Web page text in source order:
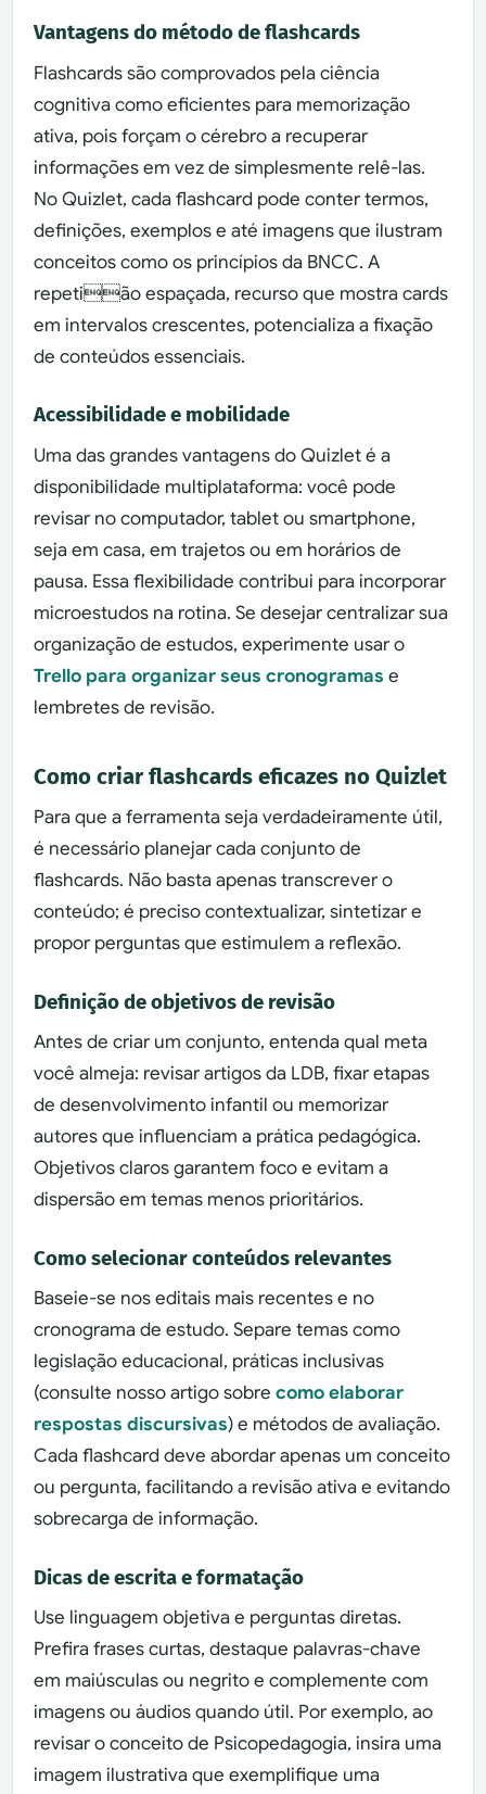
Vantagens do método de flashcards
Flashcards são comprovados pela ciência
cognitiva como eficientes para memorização
ativa, pois forçam o cérebro a recuperar
informações em vez de simplesmente relê-las.
No Quizlet, cada flashcard pode conter termos,
definições, exemplos e até imagens que ilustram
conceitos como os princípios da BNCC. A
repetião espaçada, recurso que mostra cards
em intervalos crescentes, potencializa a fixação
de conteúdos essenciais.
Acessibilidade e mobilidade
Uma das grandes vantagens do Quizlet é a
disponibilidade multiplataforma: você pode
revisar no computador, tablet ou smartphone,
seja em casa, em trajetos ou em horários de
pausa. Essa flexibilidade contribui para incorporar
microestudos na rotina. Se desejar centralizar sua
organização de estudos, experimente usar o
Trello para organizar seus cronogramas e
lembretes de revisão.
Como criar flashcards eficazes no Quizlet
Para que a ferramenta seja verdadeiramente útil,
é necessário planejar cada conjunto de
flashcards. Não basta apenas transcrever o
conteúdo; é preciso contextualizar, sintetizar e
propor perguntas que estimulem a reflexão.
Definição de objetivos de revisão
Antes de criar um conjunto, entenda qual meta
você almeja: revisar artigos da LDB, fixar etapas
de desenvolvimento infantil ou memorizar
autores que influenciam a prática pedagógica.
Objetivos claros garantem foco e evitam a
dispersão em temas menos prioritários.
Como selecionar conteúdos relevantes
Baseie-se nos editais mais recentes e no
cronograma de estudo. Separe temas como
legislação educacional, práticas inclusivas
(consulte nosso artigo sobrecomo elaborar
respostas discursivas) e métodos de avaliação.
Cada flashcard deve abordar apenas um conceito
ou pergunta, facilitando a revisão ativa e evitando
sobrecarga de informação.
Dicas de escrita e formatação
Use linguagem objetiva e perguntas diretas.
Prefira frases curtas, destaque palavras-chave
em maiúsculas ou negrito e complemente com
imagens ou áudios quando útil. Por exemplo, ao
revisar o conceito de Psicopedagogia, insira uma
imagem ilustrativa que exemplifique uma